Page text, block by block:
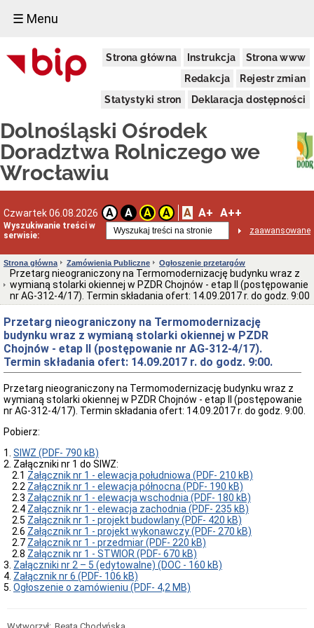
☰ Menu
Strona główna Instrukcja
Strona www
Redakcja
Rejestr zmian
Statystyki stron
Deklaracja dostępności
Dolnośląski Ośrodek
Doradztwa Rolniczego we
Wrocławiu
Czwartek 06.08.2026 A A A A A A+ A++
Wyszukiwanie treści w
serwisie:
zaawansowane
Informacje
Ogólne
Dane
Komórki
Organizacyjne
Powiatowe
Zespoły
Doradztwa
Rolniczego
dostępności
Schemat
organizacyjny
Statut
i
Regulamin
Aktualne
oferty
pracy
Kontrole
w
Ośrodku
Wykaz
zbędnych
i
składników
ruchomego
Zamówienia
Publiczne
Plan
postępowań
o
udzielenie
zamówień
Ogłoszenie
przetargów
Rozstrzygnięcia
ofertowe
Strona główna Zamówienia Publiczne Ogłoszenie przetargów
Przetarg nieograniczony na Termomodernizację budynku wraz z
wymianą stolarki okiennej w PZDR Chojnów - etap II (postępowanie
nr AG-312-4/17). Termin składania ofert: 14.09.2017 r. do godz. 9:00
Przetarg nieograniczony na Termomodernizację
budynku wraz z wymianą stolarki okiennej w PZDR
Chojnów - etap II (postępowanie nr AG-312-4/17).
Termin składania ofert: 14.09.2017 r. do godz. 9:00.
Przetarg nieograniczony na Termomodernizację budynku wraz z
wymianą stolarki okiennej w PZDR Chojnów - etap II (postępowanie
nr AG-312-4/17). Termin składania ofert: 14.09.2017 r. do godz. 9:00.
Pobierz:
1. SIWZ (PDF- 790 kB)
2. Załączniki nr 1 do SIWZ:
2.1 Załącznik nr 1 - elewacja południowa (PDF- 210 kB)
2.2 Załącznik nr 1 - elewacja północna (PDF- 190 kB)
2.3 Załącznik nr 1 - elewacja wschodnia (PDF- 180 kB)
2.4 Załącznik nr 1 - elewacja zachodnia (PDF- 235 kB)
2.5 Załącznik nr 1 - projekt budowlany (PDF- 420 kB)
2.6 Załącznik nr 1 - projekt wykonawczy (PDF- 270 kB)
2.7 Załącznik nr 1 - przedmiar (PDF- 220 kB)
2.8 Załącznik nr 1 - STWIOR (PDF- 670 kB)
3. Załączniki nr 2 – 5 (edytowalne) (DOC - 160 kB)
4. Załącznik nr 6 (PDF- 106 kB)
5. Ogłoszenie o zamówieniu (PDF- 4,2 MB)